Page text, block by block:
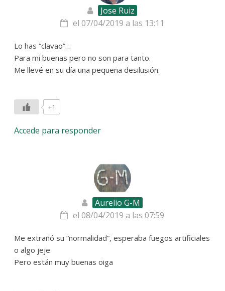
Jose Ruiz
el 07/04/2019 a las 13:11
Lo has “clavao”…
Para mi buenas pero no son para tanto.
Me llevé en su día una pequeña desilusión.
+1
Accede para responder
Aurelio G-M
el 08/04/2019 a las 07:59
Me extrañó su “normalidad”, esperaba fuegos artificiales
o algo jeje
Pero están muy buenas oiga